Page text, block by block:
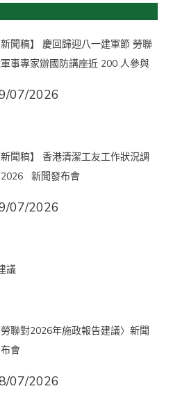
新聞稿】 慶回歸迎八一建軍節 勞聯
事專家辦國防講座近 200 人參與
07/2026
新聞稿】 香港清潔工友工作狀況調
新聞發布會
07/2026
議
勞聯對2026年施政報告建議〉新聞
會
07/2026